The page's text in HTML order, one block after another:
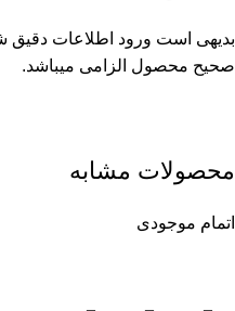
بدیهی است ورود اطلاعات
صحیح محصول الزامی میباشد.
محصولات مشابه
اتمام موجودی